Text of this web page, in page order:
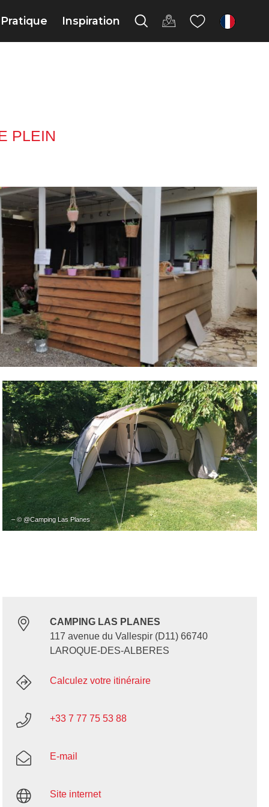
Pratique Inspiration fr
PLEIN
– © @Camping Las Planes
CAMPING LAS PLANES
117 avenue du Vallespir (D11) 66740
LAROQUE-DES-ALBERES
Calculez votre itinéraire
+33 7 77 75 53 88
E-mail
Site internet